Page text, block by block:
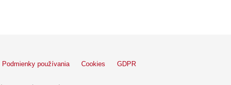
Podmienky používania Cookies GDPR